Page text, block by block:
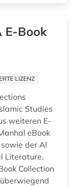
E-Book
LIZENZ
Studies
weiteren E-
eBook
der Al
Literature.
Collection